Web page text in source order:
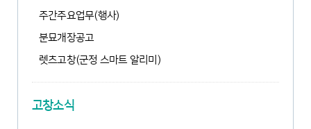
주간주요업무(행사)
분묘개장공고
렛츠고창(군정 스마트 알리미)
고창소식